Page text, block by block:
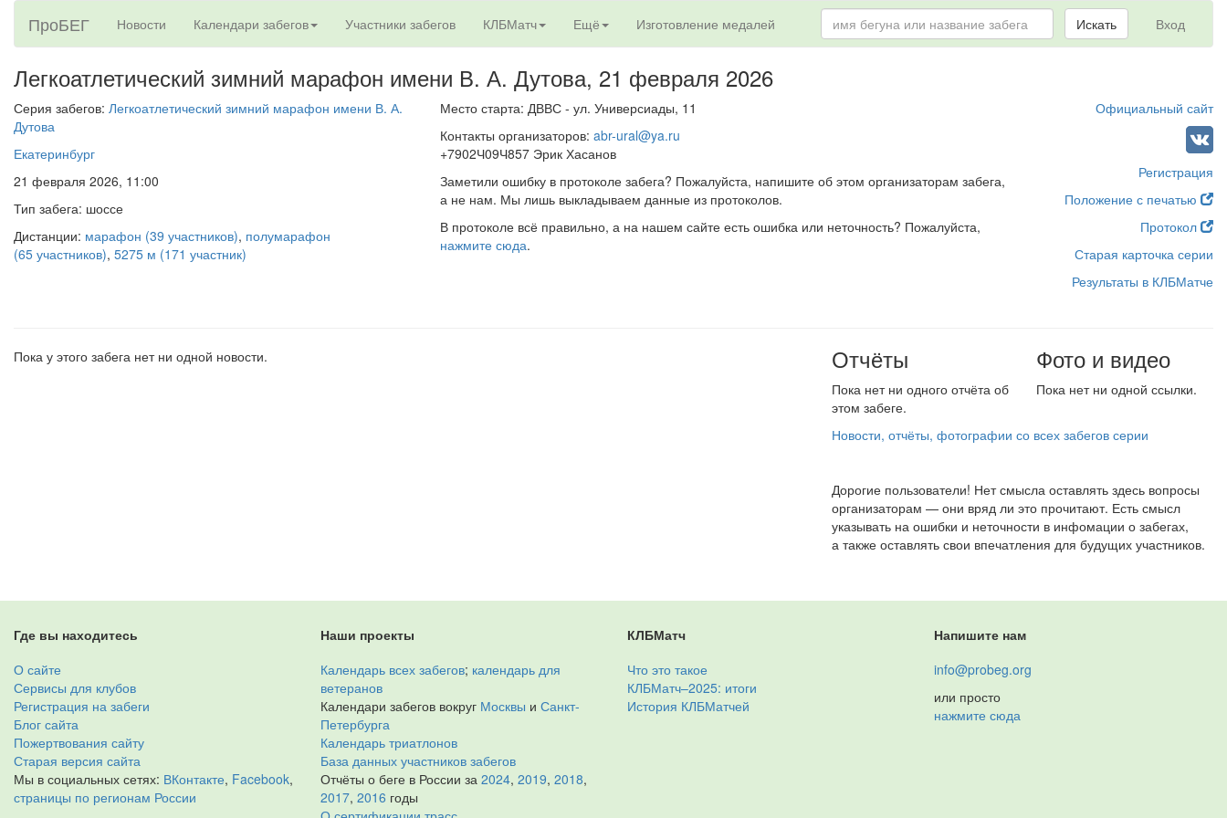
ПроБЕГ Новости Календари забегов Участники забегов КЛБМатч Ещё Изготовление медалей Вход
Искать
Легкоатлетический зимний марафон имени В. А. Дутова, 21 февраля 2026
Серия забегов: Легкоатлетический зимний марафон имени В. А.
Дутова
Екатеринбург
21 февраля 2026, 11:00
Тип забега: шоссе
Дистанции: марафон (39 участников), полумарафон
(65 участников), 5275 м (171 участник)
Место старта: ДВВС - ул. Универсиады, 11
Контакты организаторов: abr-ural@ya.ru
+7902Ч09Ч857 Эрик Хасанов
Заметили ошибку в протоколе забега? Пожалуйста, напишите об этом организаторам забега,
а не нам. Мы лишь выкладываем данные из протоколов.
В протоколе всё правильно, а на нашем сайте есть ошибка или неточность? Пожалуйста,
нажмите сюда.
Официальный сайт
Регистрация
Положение с печатью
Протокол
Старая карточка серии
Результаты в КЛБМатче
Пока у этого забега нет ни одной новости. Отчёты
Пока нет ни одного отчёта об
этом забеге.
Фото и видео
Пока нет ни одной ссылки.
Новости, отчёты, фотографии со всех забегов серии
Дорогие пользователи! Нет смысла оставлять здесь вопросы
организаторам — они вряд ли это прочитают. Есть смысл
указывать на ошибки и неточности в инфомации о забегах,
а также оставлять свои впечатления для будущих участников.
Где вы находитесь
О сайте
Сервисы для клубов
Регистрация на забеги
Блог сайта
Пожертвования сайту
Старая версия сайта
Мы в социальных сетях: ВКонтакте, Facebook,
страницы по регионам России
Наши проекты
Календарь всех забегов; календарь для
ветеранов
Календари забегов вокруг Москвы и Санкт-
Петербурга
Календарь триатлонов
База данных участников забегов
Отчёты о беге в России за 2024, 2019, 2018,
2017, 2016 годы
КЛБМатч
Что это такое
КЛБМатч–2025: итоги
История КЛБМатчей
Напишите нам
info@probeg.org
или просто
нажмите сюда